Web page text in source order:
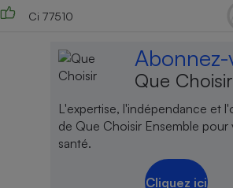
Ci 77510
Abonnez-
Que
L'expertise, l'indépendance et
de Que Choisir Ensemble pour
santé.
Cliquez ici